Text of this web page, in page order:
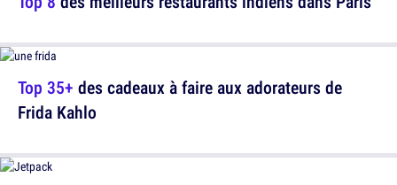
Top 35+ des cadeaux à faire aux adorateurs de
Frida Kahlo